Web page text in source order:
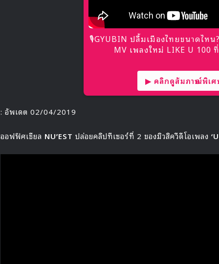
🎙GYUBIN ปลื้มเมืองไทยขนาดไหน
MV เพลงใหม่ LIKE U 100
▶ คลิกดูสัมภาษณ์พิเศษ
: อัพเดต 02/04/2019
ออฟฟิศเชียล NU’EST ปล่อยคลิปทีเซอร์ที่ 2 ของมิวสิควีดีโอเพลง